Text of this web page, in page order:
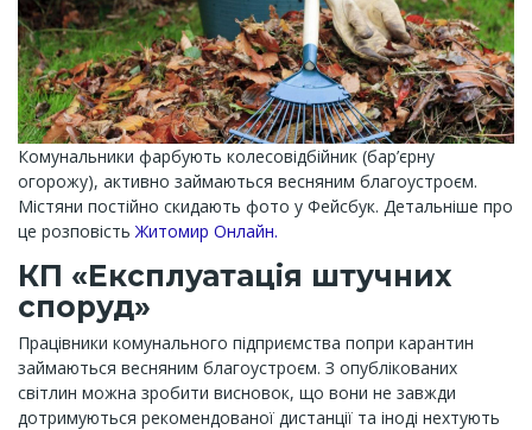
Комунальники фарбують колесовідбійник (бар’єрну
огорожу), активно займаються весняним благоустроєм.
Містяни постійно скидають фото у Фейсбук. Детальніше про
це розповістьЖитомир Онлайн.
КП «Експлуатація штучних
споруд»
Працівники комунального підприємства попри карантин
займаються весняним благоустроєм. З опублікованих
світлин можна зробити висновок, що вони не завжди
дотримуються рекомендованої дистанції та іноді нехтують